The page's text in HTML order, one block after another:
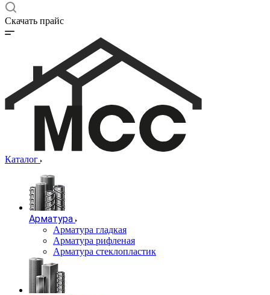
Скачать прайс
Каталог
Арматура
Арматура гладкая
Арматура рифленая
Арматура стеклопластик